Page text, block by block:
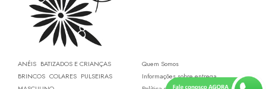
ANÉIS BATIZADOS E CRIANÇAS
BRINCOS COLARES PULSEIRAS
Quem Somos
Informações sobre entrega